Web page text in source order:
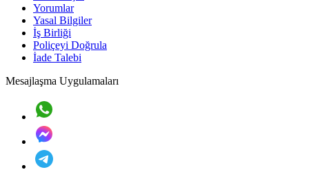
Yorumlar
Yasal Bilgiler
İş Birliği
Poliçeyi Doğrula
İade Talebi
Mesajlaşma Uygulamaları